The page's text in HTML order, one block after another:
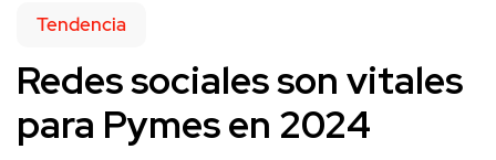
Tendencia
Redes sociales son vitales
para Pymes en 2024